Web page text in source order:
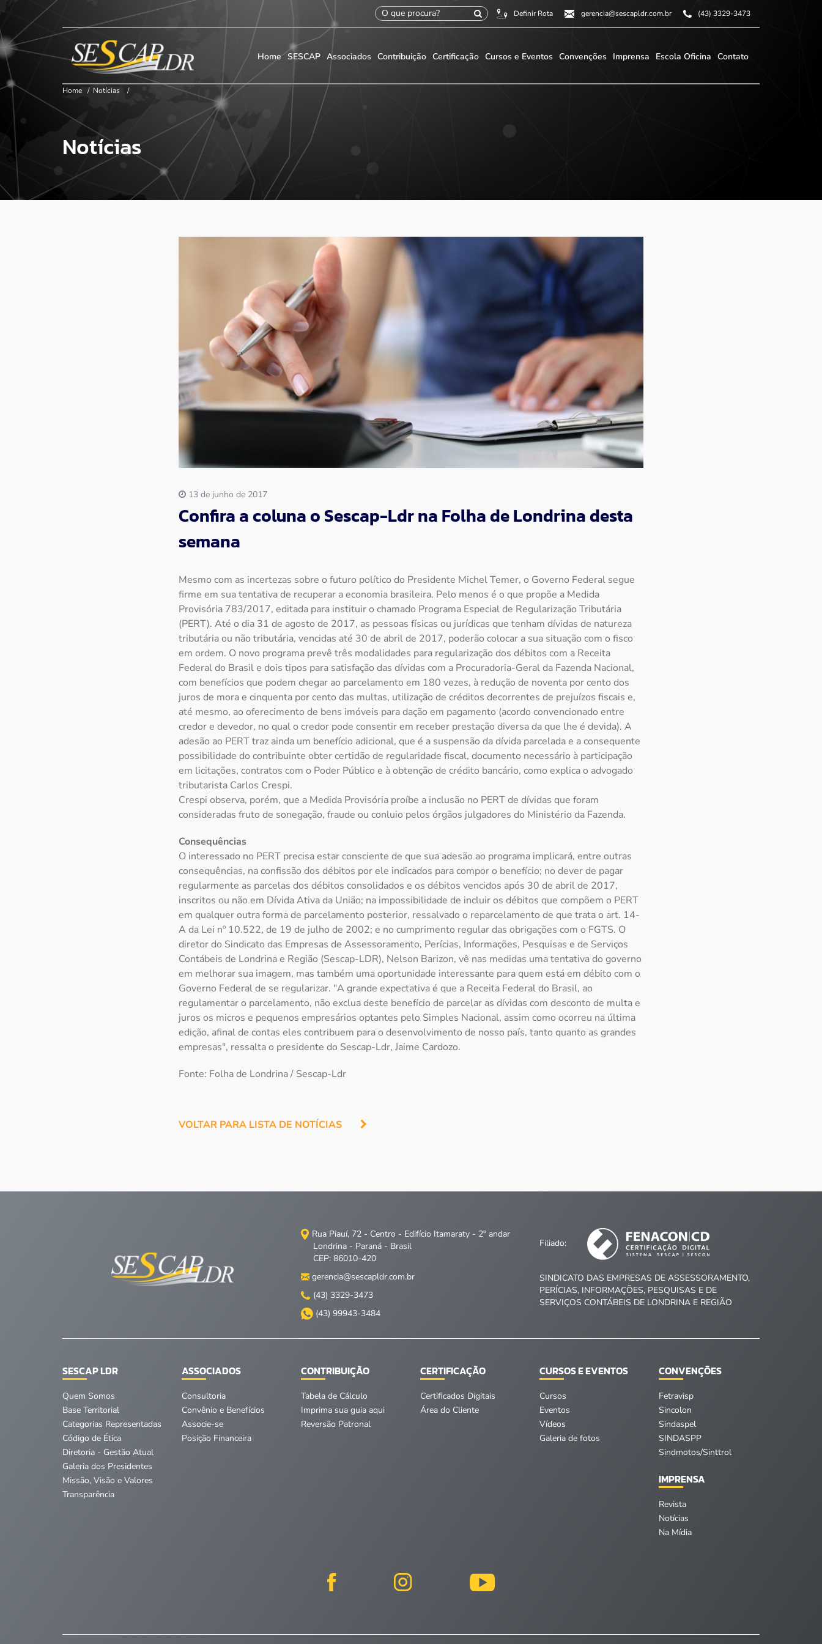
Definir Rota gerencia@sescapldr.com.br (43) 3329-3473
Home SESCAP Associados Contribuição Certificação Cursos e Eventos Convenções Imprensa Escola Oficina Contato
×
Início
SESCAP
Associados
Contribuição
Certificação
Home / Notícias /
Notícias
13 de junho de 2017
Confira a coluna o Sescap-Ldr na Folha de Londrina desta
semana
Mesmo com as incertezas sobre o futuro político do Presidente Michel Temer, o Governo Federal segue
firme em sua tentativa de recuperar a economia brasileira. Pelo menos é o que propõe a Medida
Provisória 783/2017, editada para instituir o chamado Programa Especial de Regularização Tributária
(PERT). Até o dia 31 de agosto de 2017, as pessoas físicas ou jurídicas que tenham dívidas de natureza
tributária ou não tributária, vencidas até 30 de abril de 2017, poderão colocar a sua situação com o fisco
em ordem. O novo programa prevê três modalidades para regularização dos débitos com a Receita
Federal do Brasil e dois tipos para satisfação das dívidas com a Procuradoria-Geral da Fazenda Nacional,
com benefícios que podem chegar ao parcelamento em 180 vezes, à redução de noventa por cento dos
juros de mora e cinquenta por cento das multas, utilização de créditos decorrentes de prejuízos fiscais e,
até mesmo, ao oferecimento de bens imóveis para dação em pagamento (acordo convencionado entre
credor e devedor, no qual o credor pode consentir em receber prestação diversa da que lhe é devida). A
adesão ao PERT traz ainda um benefício adicional, que é a suspensão da dívida parcelada e a consequente
possibilidade do contribuinte obter certidão de regularidade fiscal, documento necessário à participação
em licitações, contratos com o Poder Público e à obtenção de crédito bancário, como explica o advogado
tributarista Carlos Crespi.
Crespi observa, porém, que a Medida Provisória proíbe a inclusão no PERT de dívidas que foram
consideradas fruto de sonegação, fraude ou conluio pelos órgãos julgadores do Ministério da Fazenda.
Consequências
O interessado no PERT precisa estar consciente de que sua adesão ao programa implicará, entre outras
consequências, na confissão dos débitos por ele indicados para compor o benefício; no dever de pagar
regularmente as parcelas dos débitos consolidados e os débitos vencidos após 30 de abril de 2017,
inscritos ou não em Dívida Ativa da União; na impossibilidade de incluir os débitos que compõem o PERT
em qualquer outra forma de parcelamento posterior, ressalvado o reparcelamento de que trata o art. 14-
A da Lei nº 10.522, de 19 de julho de 2002; e no cumprimento regular das obrigações com o FGTS. O
diretor do Sindicato das Empresas de Assessoramento, Perícias, Informações, Pesquisas e de Serviços
Contábeis de Londrina e Região (Sescap-LDR), Nelson Barizon, vê nas medidas uma tentativa do governo
em melhorar sua imagem, mas também uma oportunidade interessante para quem está em débito com o
Governo Federal de se regularizar. "A grande expectativa é que a Receita Federal do Brasil, ao
regulamentar o parcelamento, não exclua deste benefício de parcelar as dívidas com desconto de multa e
juros os micros e pequenos empresários optantes pelo Simples Nacional, assim como ocorreu na última
edição, afinal de contas eles contribuem para o desenvolvimento de nosso país, tanto quanto as grandes
empresas", ressalta o presidente do Sescap-Ldr, Jaime Cardozo.
Fonte: Folha de Londrina / Sescap-Ldr
VOLTAR PARA LISTA DE NOTÍCIAS
Rua Piauí, 72 - Centro - Edifício Itamaraty - 2º andar
Londrina - Paraná - Brasil
CEP: 86010-420
gerencia@sescapldr.com.br
(43) 3329-3473
(43) 99943-3484
Filiado:
SINDICATO DAS EMPRESAS DE ASSESSORAMENTO,
PERÍCIAS, INFORMAÇÕES, PESQUISAS E DE
SERVIÇOS CONTÁBEIS DE LONDRINA E REGIÃO
SESCAP LDR
Quem Somos
Base Territorial
Categorias Representadas
Código de Ética
Diretoria - Gestão Atual
Galeria dos Presidentes
Missão, Visão e Valores
Transparência
ASSOCIADOS
Consultoria
Convênio e Benefícios
Associe-se
Posição Financeira
CONTRIBUIÇÃO
Tabela de Cálculo
Imprima sua guia aqui
Reversão Patronal
CERTIFICAÇÃO
Certificados Digitais
Área do Cliente
CURSOS E EVENTOS
Cursos
Eventos
Vídeos
Galeria de fotos
CONVENÇÕES
Fetravisp
Sincolon
Sindaspel
SINDASPP
Sindmotos/Sinttrol
IMPRENSA
Revista
Notícias
Na Mídia